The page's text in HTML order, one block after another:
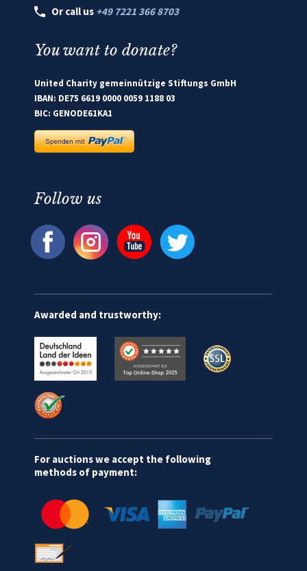
Or call us +49 7221 366 8703
You want to donate?
United Charity gemeinnützige Stiftungs GmbH
IBAN: DE75 6619 0000 0059 1188 03
BIC: GENODE61KA1
Follow us
Awarded and trustworthy:
For auctions we accept the following
methods of payment: